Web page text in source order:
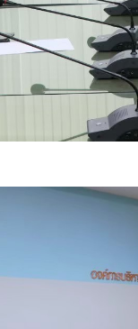
องสินทรัพย์ขององ
สดุและทรัพย์สิน